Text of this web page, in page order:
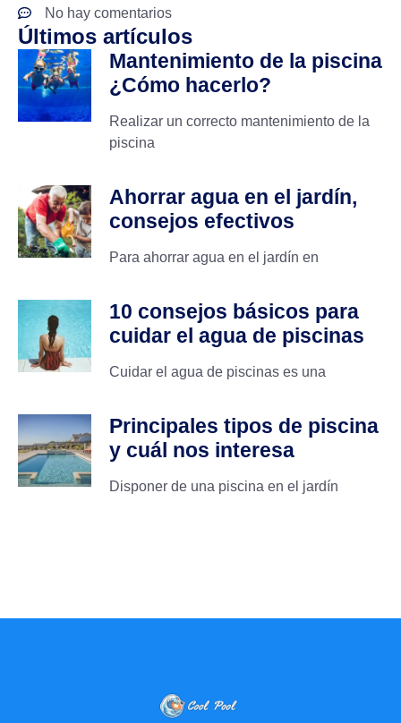
No hay comentarios
Últimos artículos
Mantenimiento de la piscina
¿Cómo hacerlo?
Realizar un correcto mantenimiento de la
piscina
Ahorrar agua en el jardín,
consejos efectivos
Para ahorrar agua en el jardín en
10 consejos básicos para
cuidar el agua de piscinas
Cuidar el agua de piscinas es una
Principales tipos de piscina
y cuál nos interesa
Disponer de una piscina en el jardín